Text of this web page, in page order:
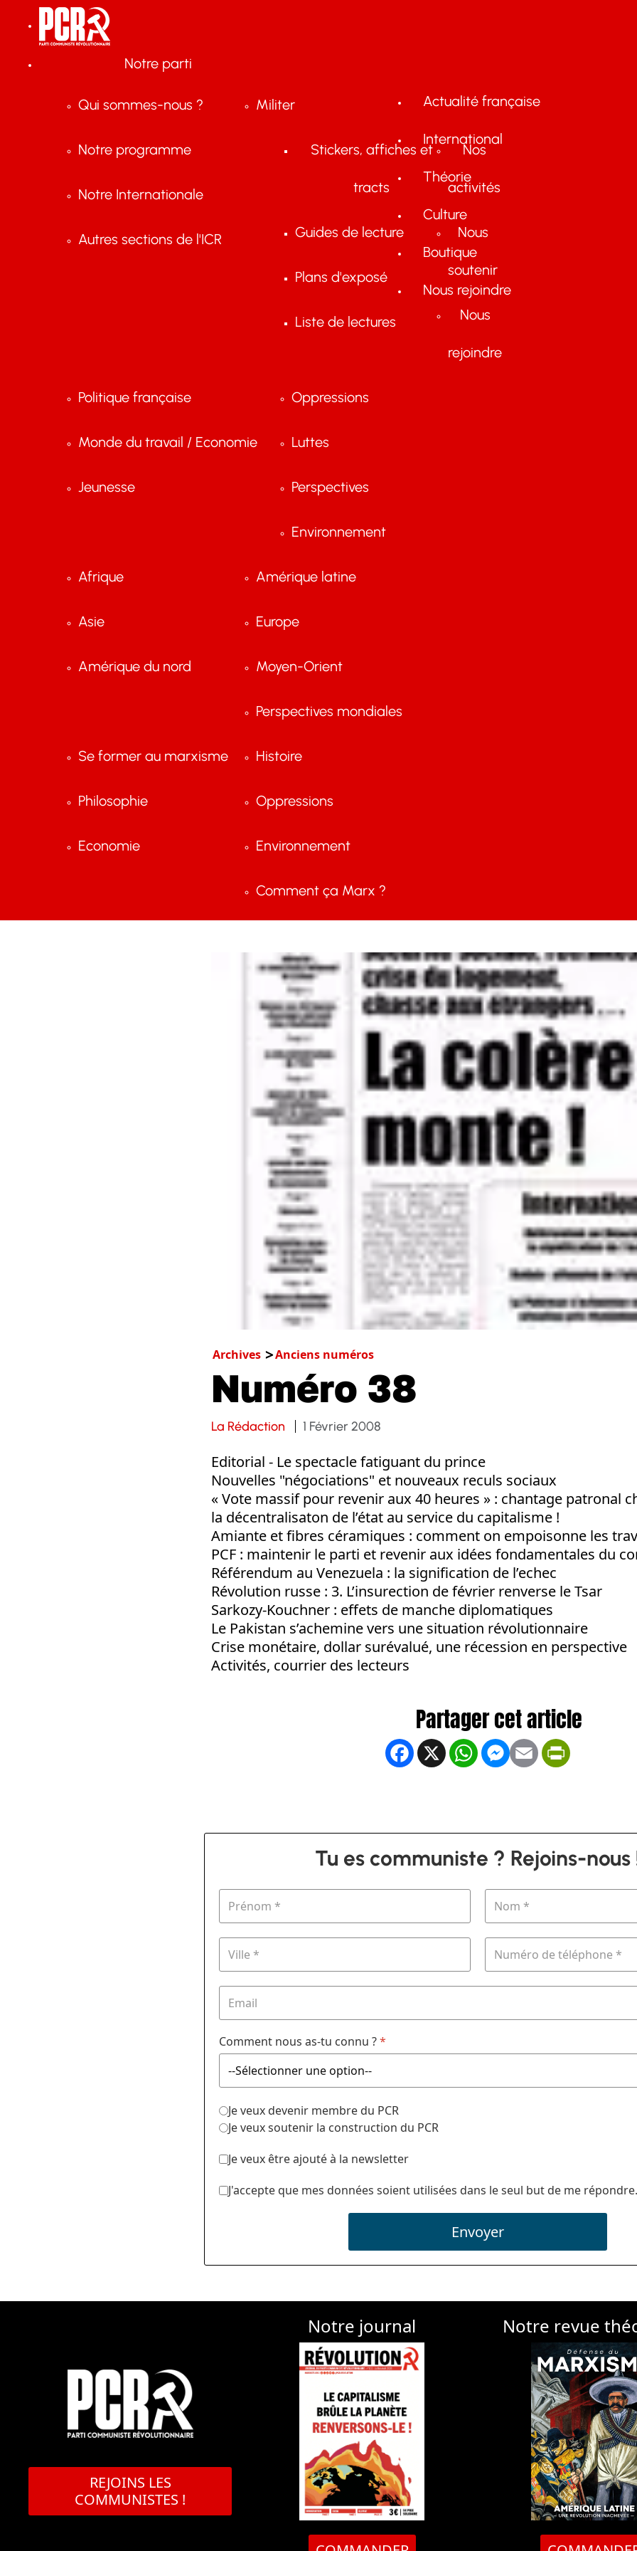
Notre parti
Qui sommes-nous ?
Notre programme
Notre Internationale
Autres sections de l'ICR
Militer
Stickers, affiches et
tracts
Guides de lecture
Plans d'exposé
Liste de lectures
Nos
activités
Nous
soutenir
Nous
rejoindre
Actualité française
Politique française
Monde du travail / Economie
Jeunesse
Oppressions
Luttes
Perspectives
Environnement
International
Afrique
Asie
Amérique du nord
Amérique latine
Europe
Moyen-Orient
Perspectives mondiales
Théorie
Se former au marxisme
Philosophie
Economie
Histoire
Oppressions
Environnement
Comment ça Marx ?
Culture
Boutique
Nous rejoindre
Archives Anciens numéros
Numéro 38
La Rédaction 1 Février 2008
Editorial - Le spectacle fatiguant du prince
Nouvelles "négociations" et nouveaux reculs sociaux
« Vote massif pour revenir aux 40 heures » : chantage patronal
la décentralisaton de l’état au service du capitalisme !
Amiante et fibres céramiques : comment on empoisonne les
PCF : maintenir le parti et revenir aux idées fondamentales du
Référendum au Venezuela : la signification de l’echec
Révolution russe : 3. L’insurection de février renverse le Tsar
Sarkozy-Kouchner : effets de manche diplomatiques
Le Pakistan s’achemine vers une situation révolutionnaire
Crise monétaire, dollar surévalué, une récession en perspective
Activités, courrier des lecteurs
Facebook
X WhatsApp
Messenger
Email
Tu es communiste ? Rejoins-nous
Comment nous as-tu connu ?*
Je veux devenir membre du PCR
Je veux soutenir la construction du PCR
Je veux être ajouté à la newsletter
J'accepte que mes données soient utilisées dans le seul but de me répondre.
Envoyer
REJOINS LES
COMMUNISTES !
Notre journal Notre revue